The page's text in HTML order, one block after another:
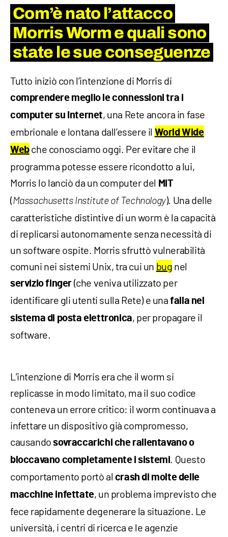
Com’è nato l’attacco
Morris Worm e quali sono
state le sue conseguenze
Tutto iniziò con l’intenzione di Morris di
comprendere meglio le connessioni tra i
computer su Internet, una Rete ancora in fase
embrionale e lontana dall’essere il World Wide
Webche conosciamo oggi. Per evitare che il
programma potesse essere ricondotto a lui,
Morris lo lanciò da un computer del MIT
(Massachusetts Institute of Technology). Una delle
caratteristiche distintive di un worm è la capacità
di replicarsi autonomamente senza necessità di
un software ospite. Morris sfruttò vulnerabilità
comuni nei sistemi Unix, tra cui un bug nel
servizio finger (che veniva utilizzato per
identificare gli utenti sulla Rete) e unafalla nel
sistema di posta elettronica, per propagare il
software.
L’intenzione di Morris era che il worm si
replicasse in modo limitato, ma il suo codice
conteneva un errore critico: il worm continuava a
infettare un dispositivo già compromesso,
causandosovraccarichi che rallentavano o
bloccavano completamente i sistemi. Questo
comportamento portò al crash di molte delle
macchine infettate, un problema imprevisto che
fece rapidamente degenerare la situazione. Le
università, i centri di ricerca e le agenzie